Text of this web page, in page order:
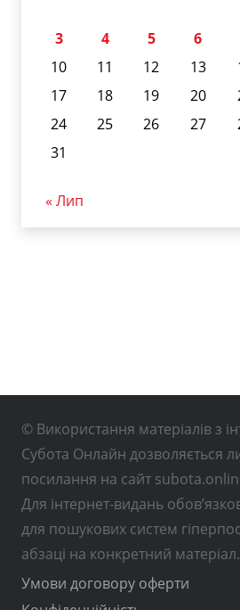
3
4 5 6
10
11 12 13
17
18 19 20
24
25 26 27
31
« Лип
© Використання матеріалів з
Субота Онлайн дозволяється
посилання на сайт
Для інтернет-видань
для пошукових систем
абзаці на конкретний матеріал.
Умови договору оферти